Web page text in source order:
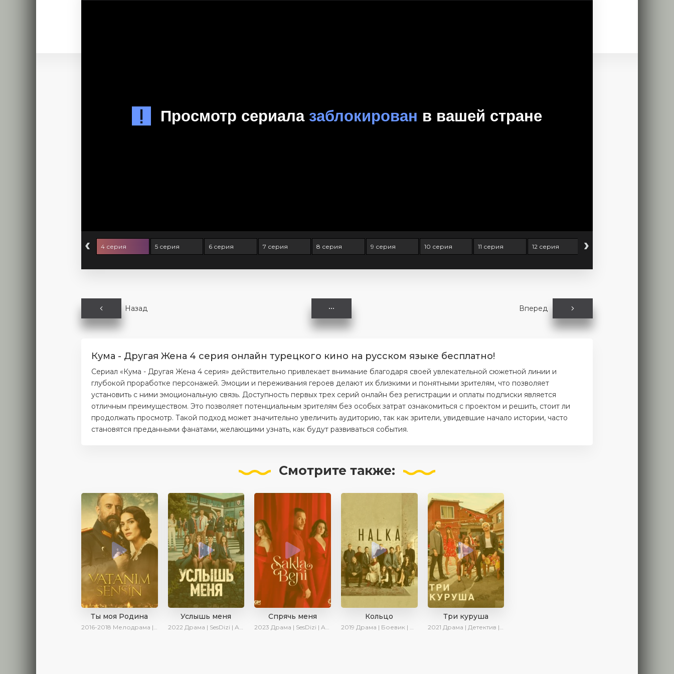
‹ 4 серия 5 серия 6 серия 7 серия 8 серия 9 серия 10 серия 11 серия 12 серия 13 серия
›
Назад Вперед
Кума - Другая Жена 4 серия онлайн турецкого кино на русском языке бесплатно!
Сериал «Кума - Другая Жена 4 серия» действительно привлекает внимание благодаря своей увлекательной сюжетной линии и
глубокой проработке персонажей. Эмоции и переживания героев делают их близкими и понятными зрителям, что позволяет
установить с ними эмоциональную связь. Доступность первых трех серий онлайн без регистрации и оплаты подписки является
отличным преимуществом. Это позволяет потенциальным зрителям без особых затрат ознакомиться с проектом и решить, стоит ли
продолжать просмотр. Такой подход может значительно увеличить аудиторию, так как зрители, увидевшие начало истории, часто
становятся преданными фанатами, желающими узнать, как будут развиваться события.
Смотрите также:
Ты моя Родина
2016-2018 Мелодрама | Исторический | Военный | Turok1990
Услышь меня
2022 Драма | SesDizi | AveTurk | Turok1990
Спрячь меня
2023 Драма | SesDizi | AveTurk | AlisaDirilis | Сериалы 2023
Кольцо
2019 Драма | Боевик | Криминал
Три куруша
2021 Драма | Детектив | Боевик | SesDizi | Ирина Котова | AveTurk